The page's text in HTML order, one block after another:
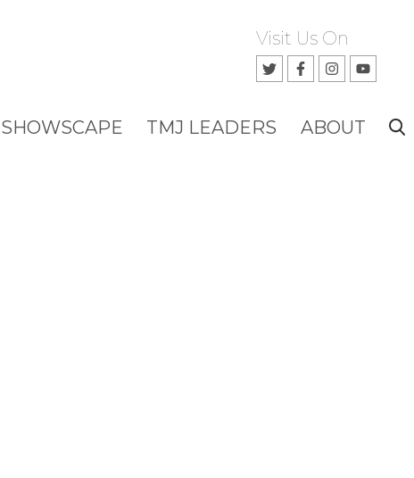
Visit Us On
TMJ LEADERS ABOUT